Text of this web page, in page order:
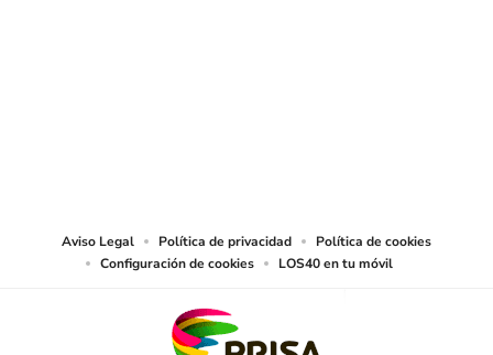
Aviso Legal Política de privacidad
Política de cookies
Configuración de cookies
LOS40 en tu móvil